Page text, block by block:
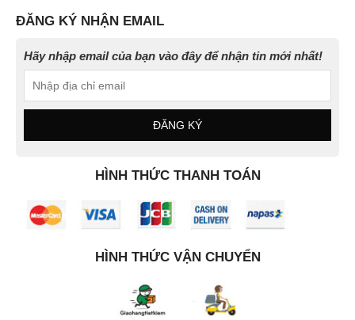
ĐĂNG KÝ NHẬN EMAIL
Hãy nhập email của bạn vào đây để nhận tin mới nhất!
HÌNH THỨC THANH TOÁN
HÌNH THỨC VẬN CHUYỂN